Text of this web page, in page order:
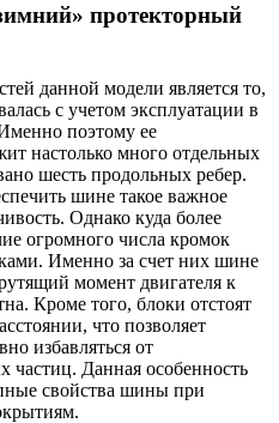
протекторный
данной модели является то,
с учетом эксплуатации в
поэтому ее
настолько много отдельных
шесть продольных ребер.
шине такое важное
Однако куда более
огромного числа кромок
Именно за счет них шине
момент двигателя к
Кроме того, блоки отстоят
что позволяет
избавляться от
Данная особенность
свойства шины при